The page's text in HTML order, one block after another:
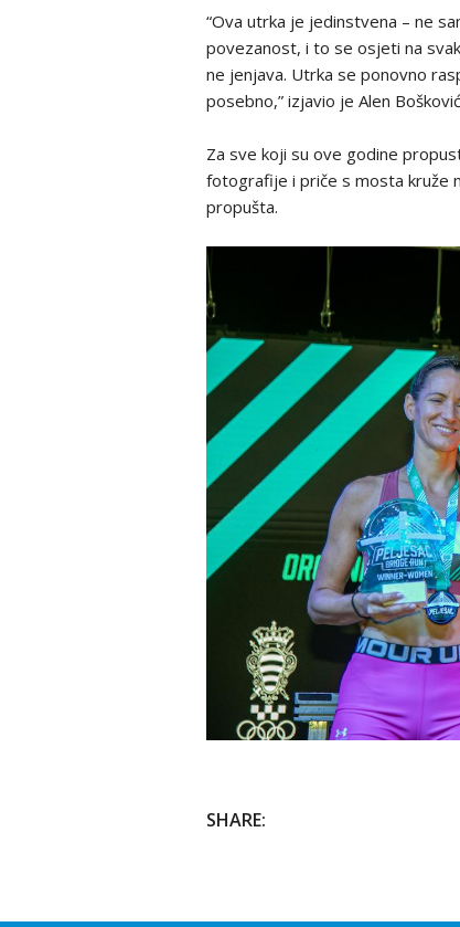
“Ova utrka je jedinstvena – ne
povezanost, i to se osjeti na
ne jenjava. Utrka se ponovno
posebno,” izjavio je Alen
Za sve koji su ove godine
fotografije i priče s mosta kruže
propušta.
SHARE: